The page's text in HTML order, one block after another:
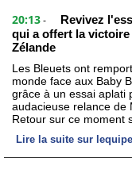
20:13 -
Revivez
qui a offert la
Zélande
Les Bleuets ont
monde face aux Baby
grâce à un essai aplati
audacieuse relance de
Retour sur ce moment
Lire la suite sur